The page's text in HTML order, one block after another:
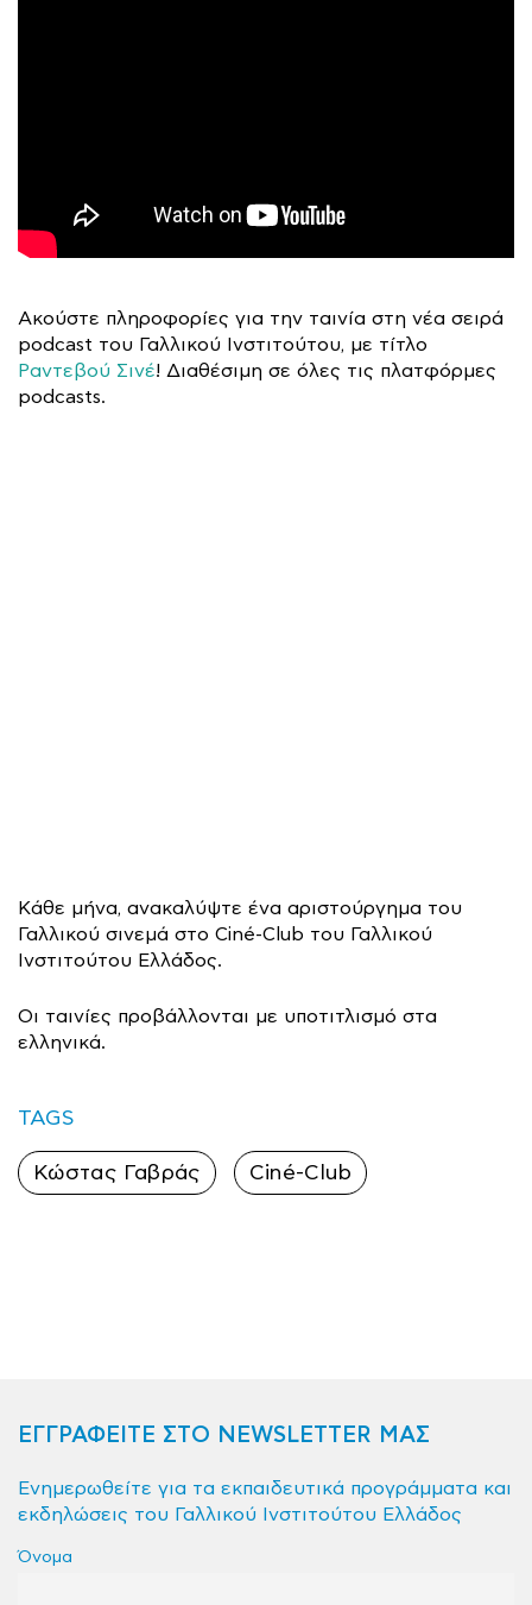
Ακούστε πληροφορίες για την ταινία στη νέα σειρά
podcast του Γαλλικού Ινστιτούτου, με τίτλο
Ραντεβού Σινέ! Διαθέσιμη σε όλες τις πλατφόρμες
podcasts.
Κάθε μήνα, ανακαλύψτε ένα αριστούργημα του
Γαλλικού σινεμά στο Ciné-Club του Γαλλικού
Ινστιτούτου Ελλάδος.
Οι ταινίες προβάλλονται με υποτιτλισμό στα
ελληνικά.
TAGS
Κώστας Γαβράς Ciné-Club
ΕΓΓΡΑΦΕΙΤΕ ΣΤΟ NEWSLETTER ΜΑΣ
Ενημερωθείτε για τα εκπαιδευτικά προγράμματα και
εκδηλώσεις του Γαλλικού Ινστιτούτου Ελλάδος
Όνομα